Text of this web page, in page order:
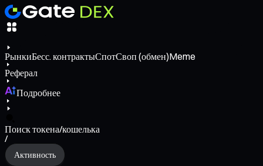
РынкиБесс. контрактыСпотСвоп (обмен)Meme
Реферал
Подробнее
Поиск токена/кошелька
/
Активность